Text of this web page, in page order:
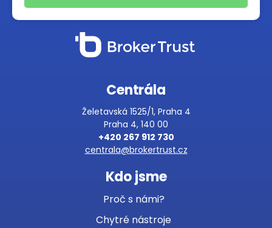
Centrála
Želetavská 1525/1, Praha 4
Praha 4, 140 00
+420 267 912 730
centrala@brokertrust.cz
Kdo jsme
Proč s námi?
Chytré nástroje